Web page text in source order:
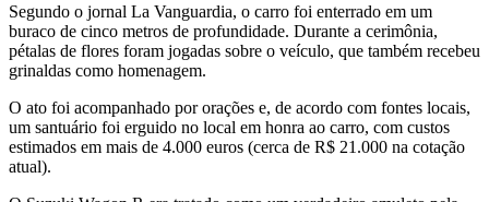
Segundo o jornal La Vanguardia, o carro foi enterrado em um
buraco de cinco metros de profundidade. Durante a cerimônia,
pétalas de flores foram jogadas sobre o veículo, que também recebeu
grinaldas como homenagem.
O ato foi acompanhado por orações e, de acordo com fontes locais,
um santuário foi erguido no local em honra ao carro, com custos
estimados em mais de 4.000 euros (cerca de R$ 21.000 na cotação
atual).